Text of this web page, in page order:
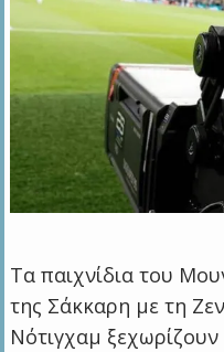
Τα παιχνίδια του
της Σάκκαρη με τη
Νότιγχαμ